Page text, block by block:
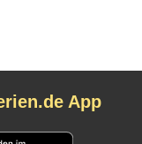
App